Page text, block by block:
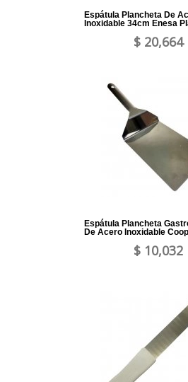
Espátula Plancheta De
Inoxidable 34cm Enesa
$ 20,664
Espátula Plancheta
De Acero Inoxidable
$ 10,032